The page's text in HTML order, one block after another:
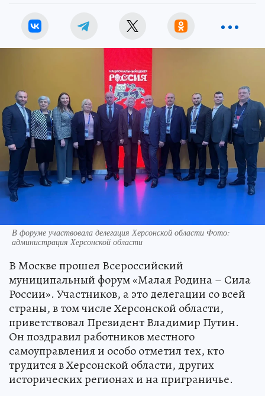
В форуме участвовала делегация Херсонской области Фото:
администрация Херсонской области
В Москве прошел Всероссийский
муниципальный форум «Малая Родина – Сила
России». Участников, а это делегации со всей
страны, в том числе Херсонской области,
приветствовал Президент Владимир Путин.
Он поздравил работников местного
самоуправления и особо отметил тех, кто
трудится в Херсонской области, других
исторических регионах и на приграничье.